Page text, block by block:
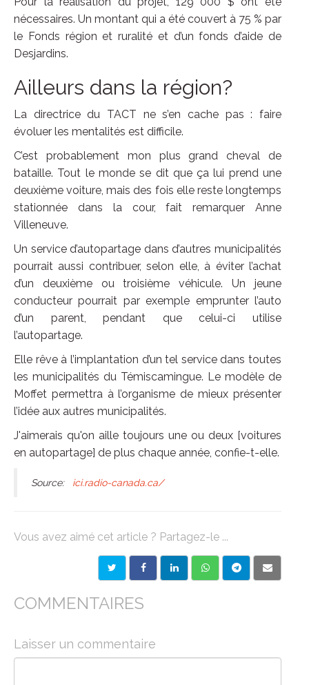
nécessaires. Un montant qui a été couvert à 75 % par
le Fonds région et ruralité et d’un fonds d’aide de
Desjardins.
Ailleurs dans la région?
La directrice du TACT ne s’en cache pas : faire
évoluer les mentalités est difficile.
C’est probablement mon plus grand cheval de
bataille. Tout le monde se dit que ça lui prend une
deuxième voiture, mais des fois elle reste longtemps
stationnée dans la cour, fait remarquer Anne
Villeneuve.
Un service d’autopartage dans d’autres municipalités
pourrait aussi contribuer, selon elle, à éviter l’achat
d’un deuxième ou troisième véhicule. Un jeune
conducteur pourrait par exemple emprunter l’auto
d’un parent, pendant que celui-ci utilise
l’autopartage.
Elle rêve à l’implantation d’un tel service dans toutes
les municipalités du Témiscamingue. Le modèle de
Moffet permettra à l’organisme de mieux présenter
l’idée aux autres municipalités.
J'aimerais qu'on aille toujours une ou deux [voitures
en autopartage] de plus chaque année, confie-t-elle.
Source: ici.radio-canada.ca/
Vous avez aimé cet article ? Partagez-le ...
COMMENTAIRES
Laisser un commentaire